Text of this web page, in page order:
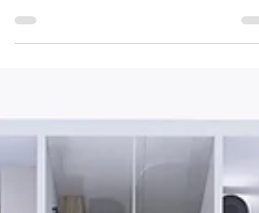
licenciatura de Diseño Industrial, nos
describe su interpretación del valor